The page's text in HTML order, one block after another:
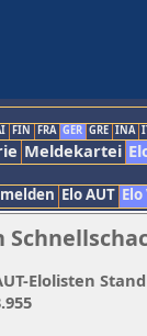
FIN FRA GER GRE INA
Meldekartei
Elo AUT
Elolisten